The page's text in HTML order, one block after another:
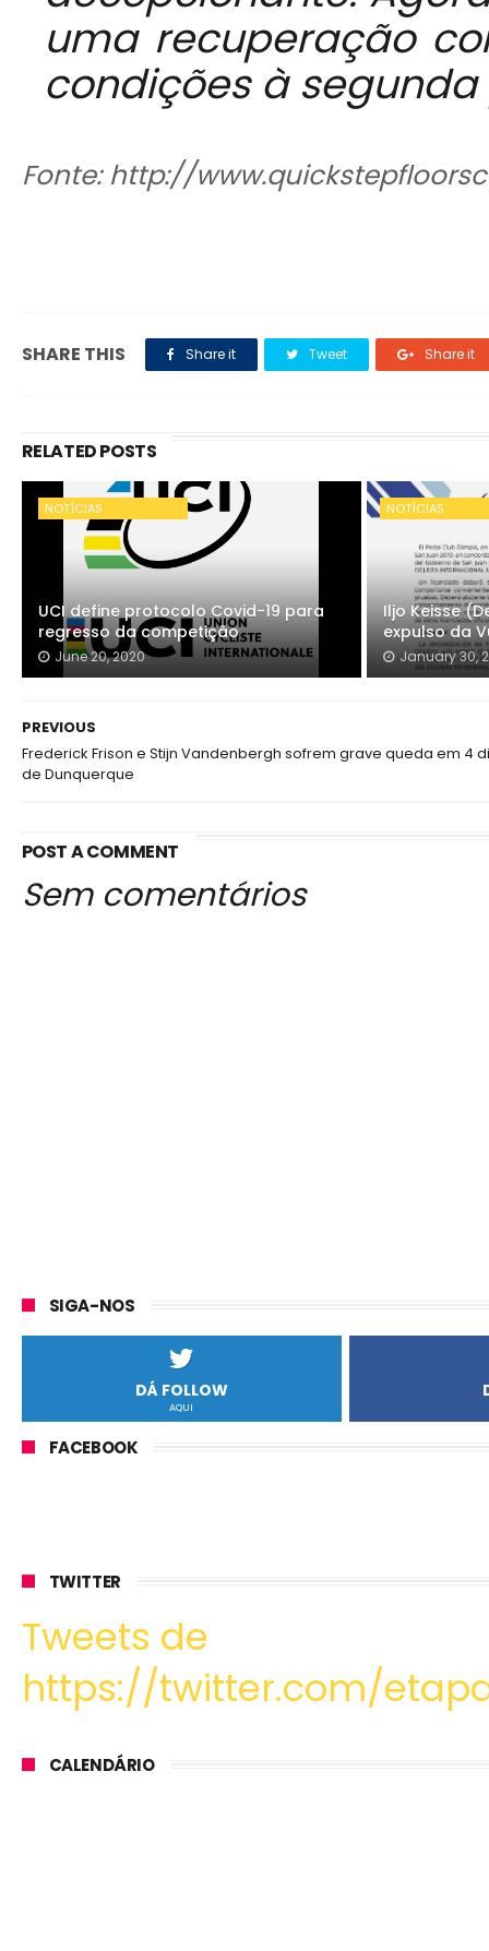
uma recuperação
condições à
Fonte: http://
SHARE THIS Share it Tweet Share it
RELATED POSTS
NOTÍCIAS
UCI define protocolo Covid-19 para
regresso da competição
June 20, 2020
NOTÍCIAS
Iljo Keisse
expulso da
January 30,
PREVIOUS
Frederick Frison e Stijn Vandenbergh sofrem grave queda em 4
de Dunquerque
POST A COMMENT
Sem comentários
SIGA-NOS
DÁ FOLLOW
AQUI
FACEBOOK
TWITTER
Tweets de
https://twitter.com/
CALENDÁRIO